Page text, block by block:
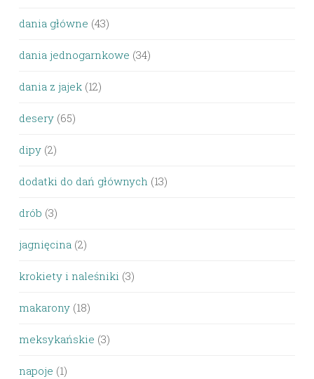
dania główne (43)
dania jednogarnkowe (34)
dania z jajek (12)
desery (65)
dipy (2)
dodatki do dań głównych (13)
drób (3)
jagnięcina (2)
krokiety i naleśniki (3)
makarony (18)
meksykańskie (3)
napoje (1)